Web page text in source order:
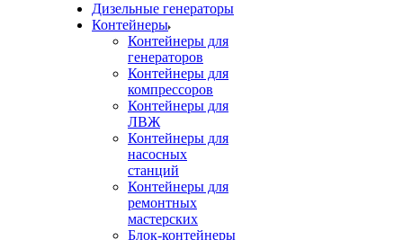
Дизельные генераторы
Контейнеры
Контейнеры для
генераторов
Контейнеры для
компрессоров
Контейнеры для
ЛВЖ
Контейнеры для
насосных
станций
Контейнеры для
ремонтных
мастерских
Блок-контейнеры